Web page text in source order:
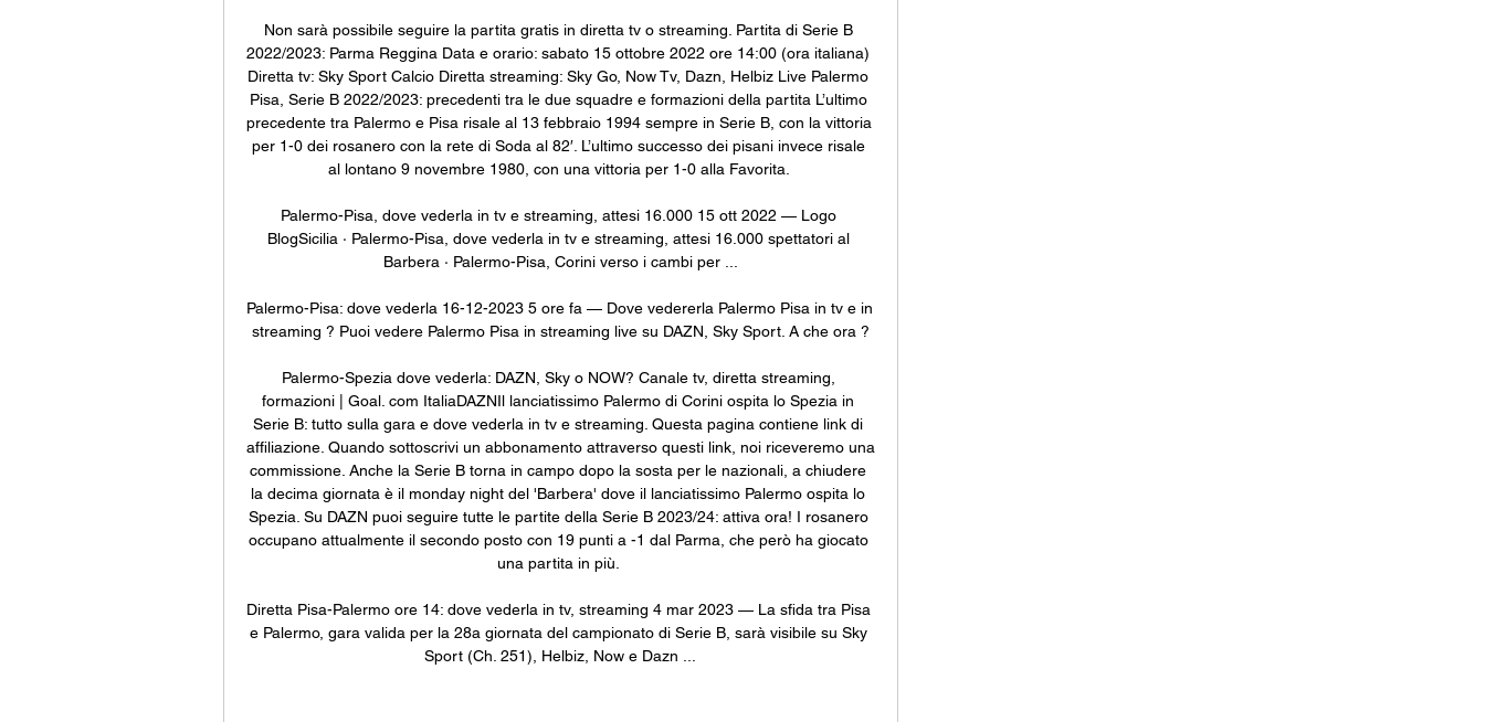
Non sarà possibile seguire la partita gratis in diretta tv o streaming. Partita di Serie B
2022/2023: Parma Reggina Data e orario: sabato 15 ottobre 2022 ore 14:00 (ora italiana)
Diretta tv: Sky Sport Calcio Diretta streaming: Sky Go, Now Tv, Dazn, Helbiz Live Palermo
Pisa, Serie B 2022/2023: precedenti tra le due squadre e formazioni della partita L’ultimo
precedente tra Palermo e Pisa risale al 13 febbraio 1994 sempre in Serie B, con la vittoria
per 1-0 dei rosanero con la rete di Soda al 82′. L’ultimo successo dei pisani invece risale
al lontano 9 novembre 1980, con una vittoria per 1-0 alla Favorita.
Palermo-Pisa, dove vederla in tv e streaming, attesi 16.000 15 ott 2022 — Logo
BlogSicilia · Palermo-Pisa, dove vederla in tv e streaming, attesi 16.000 spettatori al
Barbera · Palermo-Pisa, Corini verso i cambi per ...
Palermo-Pisa: dove vederla 16-12-2023 5 ore fa — Dove vedererla Palermo Pisa in tv e in
streaming ? Puoi vedere Palermo Pisa in streaming live su DAZN, Sky Sport. A che ora ?
Palermo-Spezia dove vederla: DAZN, Sky o NOW? Canale tv, diretta streaming,
formazioni | Goal. com ItaliaDAZNIl lanciatissimo Palermo di Corini ospita lo Spezia in
Serie B: tutto sulla gara e dove vederla in tv e streaming. Questa pagina contiene link di
affiliazione. Quando sottoscrivi un abbonamento attraverso questi link, noi riceveremo una
commissione. Anche la Serie B torna in campo dopo la sosta per le nazionali, a chiudere
la decima giornata è il monday night del 'Barbera' dove il lanciatissimo Palermo ospita lo
Spezia. Su DAZN puoi seguire tutte le partite della Serie B 2023/24: attiva ora! I rosanero
occupano attualmente il secondo posto con 19 punti a -1 dal Parma, che però ha giocato
una partita in più.
Diretta Pisa-Palermo ore 14: dove vederla in tv, streaming 4 mar 2023 — La sfida tra Pisa
e Palermo, gara valida per la 28a giornata del campionato di Serie B, sarà visibile su Sky
Sport (Ch. 251), Helbiz, Now e Dazn ...